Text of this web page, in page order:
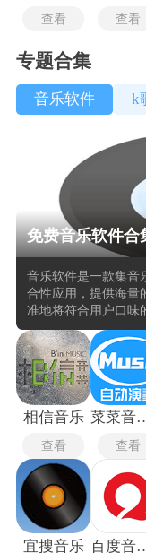
查看 查看
专题合集
音乐软件 k
免费音乐软件合
音乐软件是一款集音
合性应用，提供海量
准地将符合用户口味
不断拓展边界，从传
分发，甚至涉足音乐
全场景需求。内置的
原创内容，社交功能
活跃的社区生态。
相信音乐
查看
菜菜
查看
宜搜音乐 百度音乐